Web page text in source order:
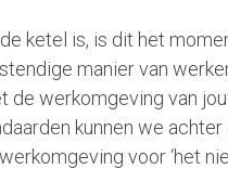
ketel is, is dit het
manier van
de werkomgeving van
kunnen we
voor ‘het